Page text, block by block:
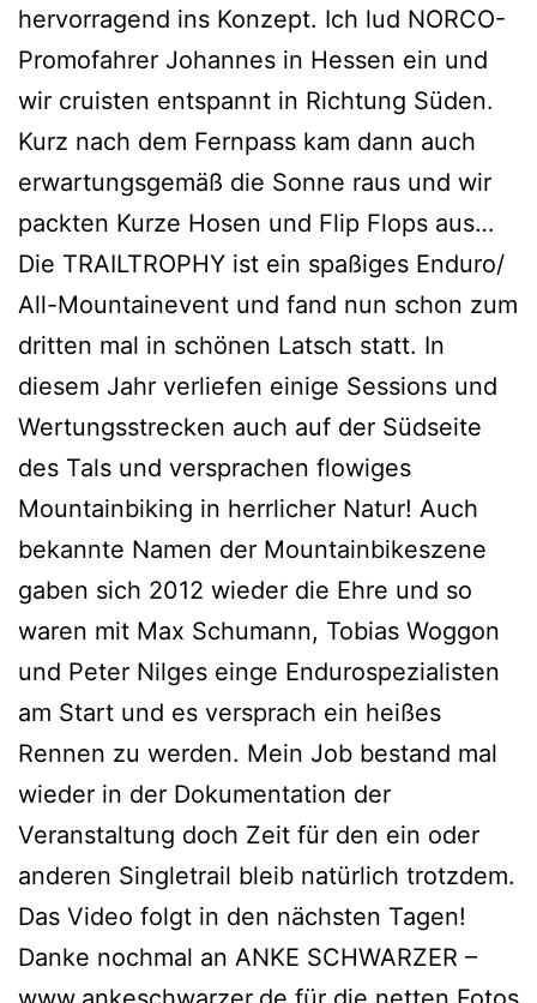
hervorragend ins Konzept. Ich lud NORCO-
Promofahrer Johannes in Hessen ein und
wir cruisten entspannt in Richtung Süden.
Kurz nach dem Fernpass kam dann auch
erwartungsgemäß die Sonne raus und wir
packten Kurze Hosen und Flip Flops aus…
Die TRAILTROPHY ist ein spaßiges Enduro/
All-Mountainevent und fand nun schon zum
dritten mal in schönen Latsch statt. In
diesem Jahr verliefen einige Sessions und
Wertungsstrecken auch auf der Südseite
des Tals und versprachen flowiges
Mountainbiking in herrlicher Natur! Auch
bekannte Namen der Mountainbikeszene
gaben sich 2012 wieder die Ehre und so
waren mit Max Schumann, Tobias Woggon
und Peter Nilges einge Endurospezialisten
am Start und es versprach ein heißes
Rennen zu werden. Mein Job bestand mal
wieder in der Dokumentation der
Veranstaltung doch Zeit für den ein oder
anderen Singletrail bleib natürlich trotzdem.
Das Video folgt in den nächsten Tagen!
Danke nochmal an ANKE SCHWARZER –